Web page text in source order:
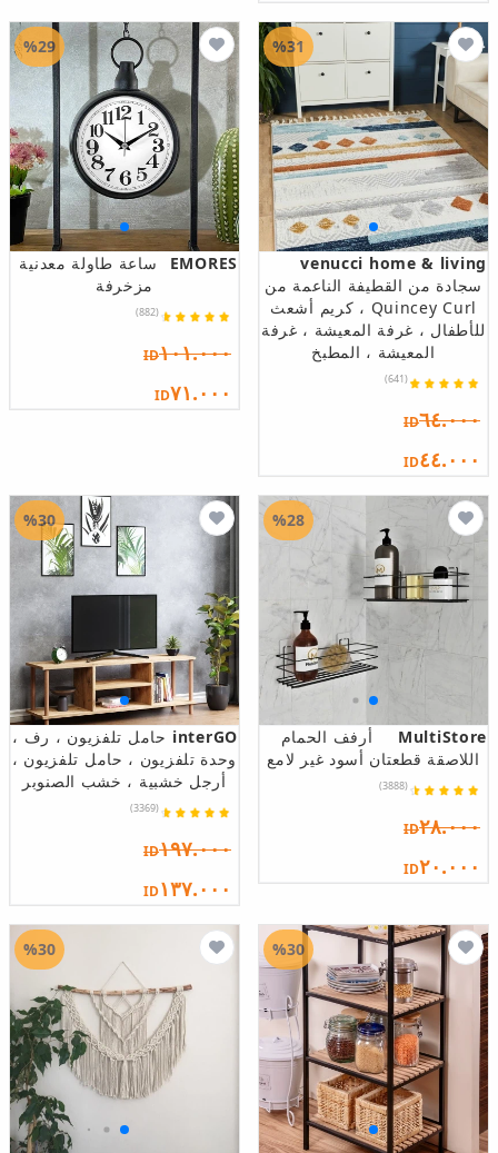
venucci home & living
سجادة من القطيفة الناعمة من
Quincey Curl ، كريم أشعث
للأطفال ، غرفة المعيشة ، غرفة
المعيشة ، المطبخ
(641)
ID٦٤.٠٠٠
ID٤٤.٠٠٠
%31
EMORES
ساعة طاولة معدنية
مزخرفة
(882)
ID١٠١.٠٠٠
ID٧١.٠٠٠
%29
MultiStore
أرفف الحمام
اللاصقة قطعتان أسود غير لامع
(3888)
ID٢٨.٠٠٠
ID٢٠.٠٠٠
%28
interGO حامل تلفزيون ، رف ،
وحدة تلفزيون ، حامل تلفزيون ،
أرجل خشبية ، خشب الصنوبر
(3369)
ID١٩٧.٠٠٠
ID١٣٧.٠٠٠
%30
%30
%30